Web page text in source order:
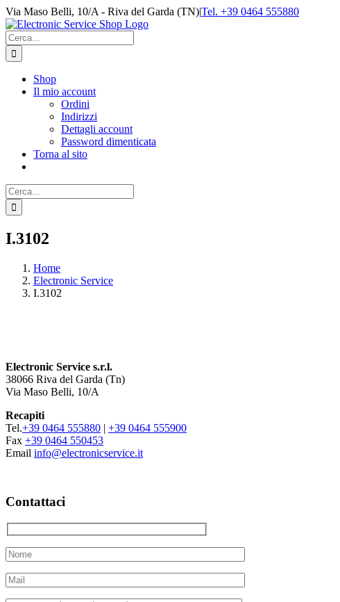
Salta
al
contenuto
Via Maso Belli, 10/A - Riva del Garda (TN)|Tel. +39 0464 555880
Cerca
per:
Shop
Il mio account
Ordini
Indirizzi
Dettagli account
Password dimenticata
Torna al sito
Cerca
per:
I.3102
Home
Electronic Service
I.3102
Electronic Service s.r.l.
38066 Riva del Garda (Tn)
Via Maso Belli, 10/A
Recapiti
Tel.+39 0464 555880 | +39 0464 555900
Fax +39 0464 550453
Email info@electronicservice.it
Contattaci